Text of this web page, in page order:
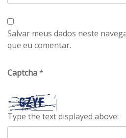
Salvar meus dados neste
que eu comentar.
Captcha*
Type the text displayed above: